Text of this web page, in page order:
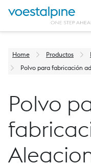
Home Productos
Polvo para fabricación
Polvo